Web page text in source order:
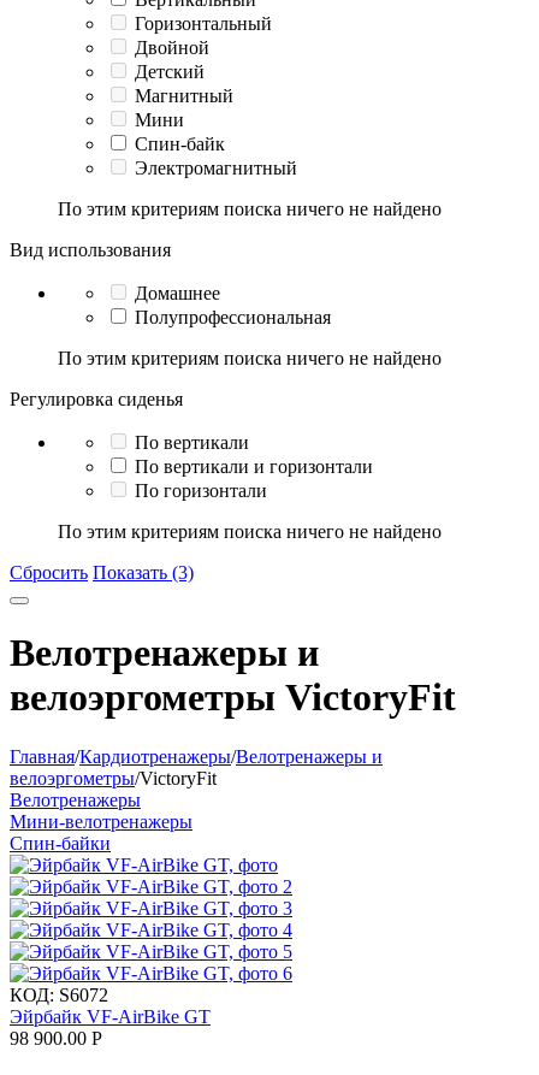
Горизонтальный
Двойной
Детский
Магнитный
Мини
Спин-байк
Электромагнитный
По этим критериям поиска ничего не найдено
Вид использования
Домашнее
Полупрофессиональная
По этим критериям поиска ничего не найдено
Регулировка сиденья
По вертикали
По вертикали и горизонтали
По горизонтали
По этим критериям поиска ничего не найдено
Сбросить Показать (3)
Велотренажеры и
велоэргометры VictoryFit
Главная/Кардиотренажеры/Велотренажеры и
велоэргометры/VictoryFit
Велотренажеры
Мини-велотренажеры
Спин-байки
КОД: S6072
Эйрбайк VF-AirBike GT
98 900.00 Р